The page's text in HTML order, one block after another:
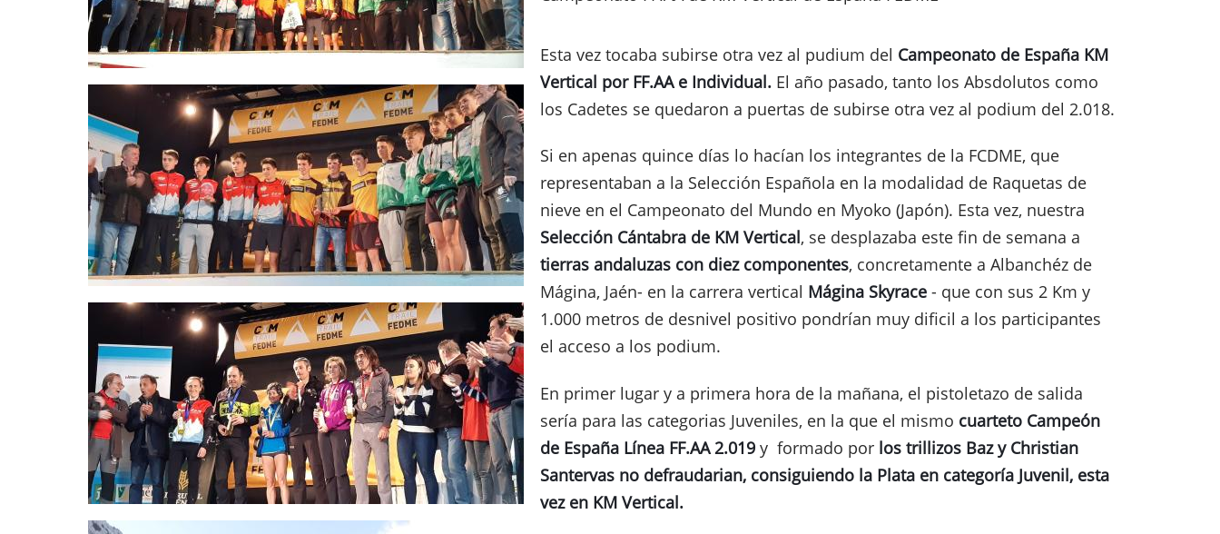
Esta vez tocaba subirse otra vez al pudium del Campeonato de España KM
Vertical por FF.AA e Individual. El año pasado, tanto los Absdolutos como
los Cadetes se quedaron a puertas de subirse otra vez al podium del 2.018.
Si en apenas quince días lo hacían los integrantes de la FCDME, que
representaban a la Selección Española en la modalidad de Raquetas de
nieve en el Campeonato del Mundo en Myoko (Japón). Esta vez, nuestra
Selección Cántabra de KM Vertical, se desplazaba este fin de semana a
tierras andaluzas con diez componentes, concretamente a Albanchéz de
Mágina, Jaén- en la carrera vertical Mágina Skyrace - que con sus 2 Km y
1.000 metros de desnivel positivo pondrían muy dificil a los participantes
el acceso a los podium.
En primer lugar y a primera hora de la mañana, el pistoletazo de salida
sería para las categorias Juveniles, en la que el mismo cuarteto Campeón
de España Línea FF.AA 2.019 y formado por los trillizos Baz y Christian
Santervas no defraudarian, consiguiendo la Plata en categoría Juvenil, esta
vez en KM Vertical.